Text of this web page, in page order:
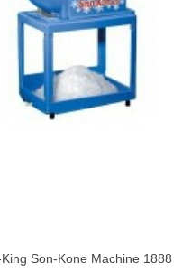
Son-Kone Machine 1888